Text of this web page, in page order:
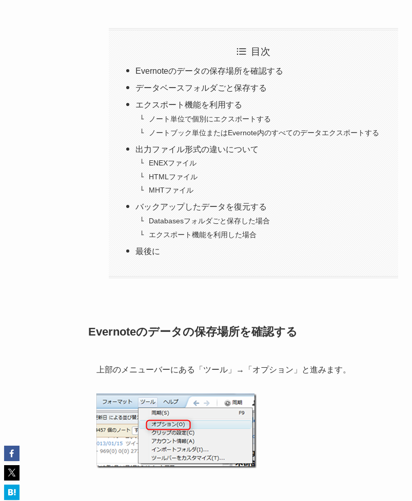
目次
Evernoteのデータの保存場所を確認する
データベースフォルダごと保存する
エクスポート機能を利用する
ノート単位で個別にエクスポートする
ノートブック単位またはEvernote内のすべてのデータエクスポートする
出力ファイル形式の違いについて
ENEXファイル
HTMLファイル
MHTファイル
バックアップしたデータを復元する
Databasesフォルダごと保存した場合
エクスポート機能を利用した場合
最後に
Evernoteのデータの保存場所を確認する
上部のメニューバーにある「ツール」→「オプション」と進みます。